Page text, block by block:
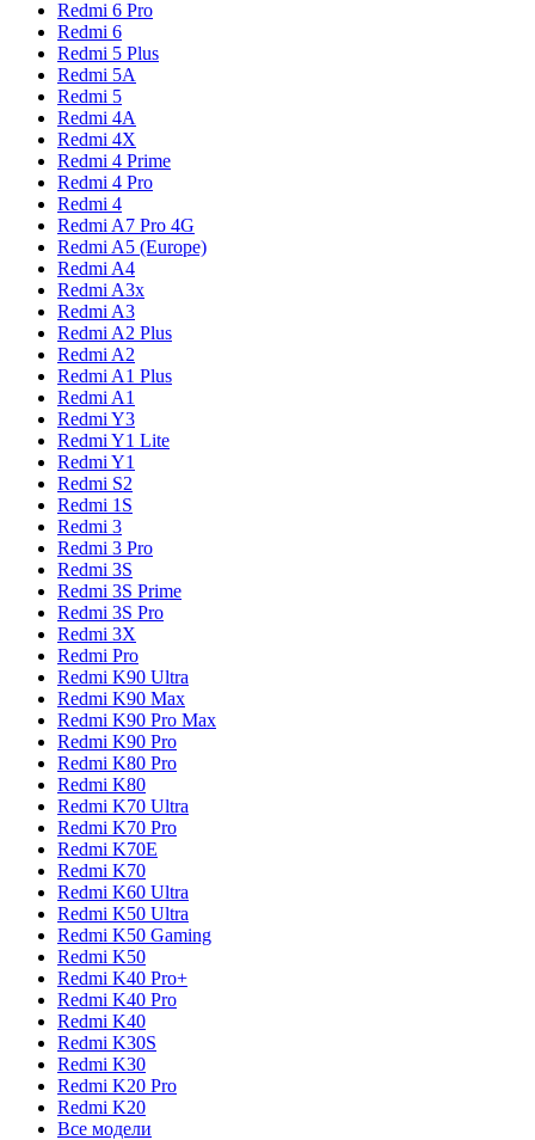
Redmi 6 Pro
Redmi 6
Redmi 5 Plus
Redmi 5A
Redmi 5
Redmi 4A
Redmi 4X
Redmi 4 Prime
Redmi 4 Pro
Redmi 4
Redmi A7 Pro 4G
Redmi A5 (Europe)
Redmi A4
Redmi A3x
Redmi A3
Redmi A2 Plus
Redmi A2
Redmi A1 Plus
Redmi A1
Redmi Y3
Redmi Y1 Lite
Redmi Y1
Redmi S2
Redmi 1S
Redmi 3
Redmi 3 Pro
Redmi 3S
Redmi 3S Prime
Redmi 3S Pro
Redmi 3X
Redmi Pro
Redmi K90 Ultra
Redmi K90 Max
Redmi K90 Pro Max
Redmi K90 Pro
Redmi K80 Pro
Redmi K80
Redmi K70 Ultra
Redmi K70 Pro
Redmi K70E
Redmi K70
Redmi K60 Ultra
Redmi K50 Ultra
Redmi K50 Gaming
Redmi K50
Redmi K40 Pro+
Redmi K40 Pro
Redmi K40
Redmi K30S
Redmi K30
Redmi K20 Pro
Redmi K20
Все модели